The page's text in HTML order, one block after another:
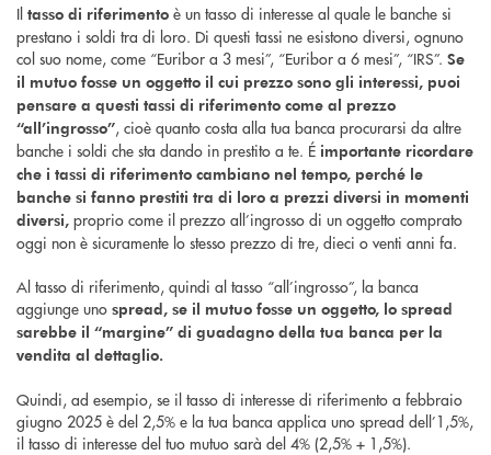
Il tasso di riferimento è un tasso di interesse al quale le banche si
prestano i soldi tra di loro. Di questi tassi ne esistono diversi, ognuno
col suo nome, come “Euribor a 3 mesi”, “Euribor a 6 mesi”, “IRS”. Se
il mutuo fosse un oggetto il cui prezzo sono gli interessi, puoi
pensare a questi tassi di riferimento come al prezzo
“all’ingrosso”, cioè quanto costa alla tua banca procurarsi da altre
banche i soldi che sta dando in prestito a te. É importante ricordare
che i tassi di riferimento cambiano nel tempo, perché le
banche si fanno prestiti tra di loro a prezzi diversi in momenti
diversi, proprio come il prezzo all’ingrosso di un oggetto comprato
oggi non è sicuramente lo stesso prezzo di tre, dieci o venti anni fa.
Al tasso di riferimento, quindi al tasso “all’ingrosso”, la banca
aggiunge uno spread, se il mutuo fosse un oggetto, lo spread
sarebbe il “margine” di guadagno della tua banca per la
vendita al dettaglio.
Quindi, ad esempio, se il tasso di interesse di riferimento a febbraio
giugno 2025 è del 2,5% e la tua banca applica uno spread dell’1,5%,
il tasso di interesse del tuo mutuo sarà del 4% (2,5% + 1,5%).